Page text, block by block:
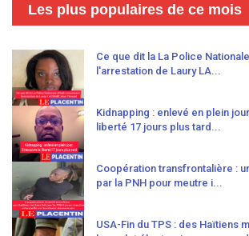
Les plus populaires de ce mois
Ce que dit la La Police
l'arrestation de Laury LA...
Kidnapping : enlevé en plein
liberté 17 jours plus tard...
Coopération transfrontalière :
par la PNH pour meutre i...
USA-Fin du TPS : des Haïtiens